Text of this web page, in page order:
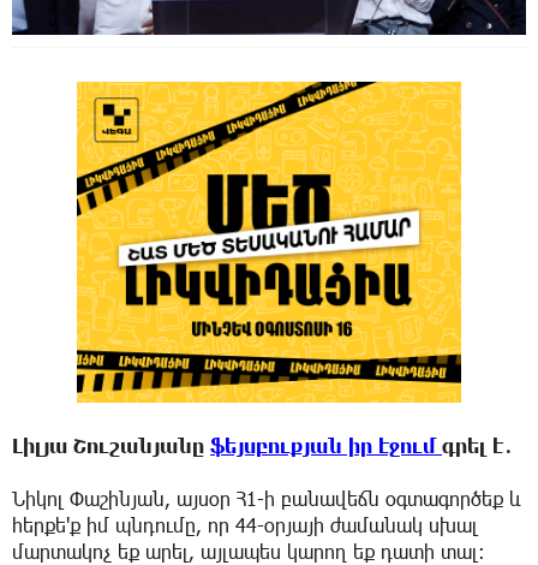
Լիլյա Շուշանյանը ֆեյսբուքյան իր էջում գրել է․
Նիկոլ Փաշինյան, այսօր Հ1-ի բանավեճն օգտագործեք և
հերքե'ք իմ պնդումը, որ 44-օրյայի ժամանակ սխալ
մարտակոչ եք արել, այլապես կարող եք դատի տալ։